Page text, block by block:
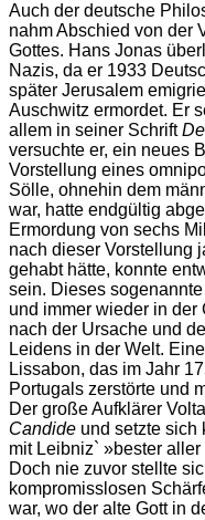
Auch der deutsche
nahm Abschied von der
Gottes. Hans Jonas
Nazis, da er 1933
später Jerusalem
Auschwitz ermordet. Er
allem in seiner Schrift
versuchte er, ein neues
Vorstellung eines
Sölle, ohnehin dem
war, hatte endgültig
Ermordung von sechs
nach dieser Vorstellung
gehabt hätte, konnte
sein. Dieses
und immer wieder in
nach der Ursache und
Leidens in der Welt.
Lissabon, das im Jahr
Portugals zerstörte und
Der große Aufklärer
Candide und setzte sich
mit Leibniz` »bester
Doch nie zuvor stellte
kompromisslosen
war, wo der alte Gott in